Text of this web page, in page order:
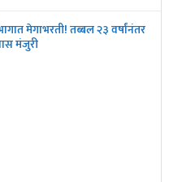
मेगाभरती! तब्बल २३ वर्षांनंतर
मंजुरी